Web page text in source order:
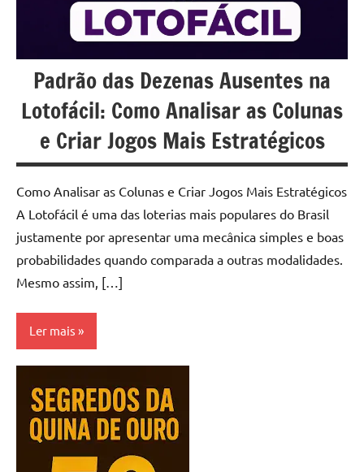
n
n
e
Padrão das Dezenas Ausentes na
Lotofácil: Como Analisar as Colunas
e Criar Jogos Mais Estratégicos
Como Analisar as Colunas e Criar Jogos Mais Estratégicos
A Lotofácil é uma das loterias mais populares do Brasil
justamente por apresentar uma mecânica simples e boas
probabilidades quando comparada a outras modalidades.
Mesmo assim, […]
Ler mais
Sistema
Lotofácil